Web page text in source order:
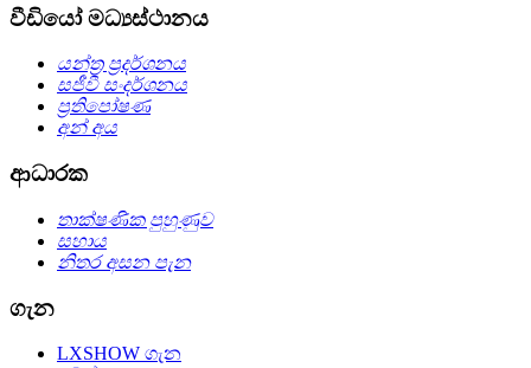
වීඩියෝ මධ්‍යස්ථානය
යන්ත්‍ර ප්‍රදර්ශනය
සජීවී සංදර්ශනය
ප්‍රතිපෝෂණ
අන් අය
ආධාරක
තාක්ෂණික පුහුණුව
සහාය
නිතර අසන පැන
ගැන
LXSHOW ගැන